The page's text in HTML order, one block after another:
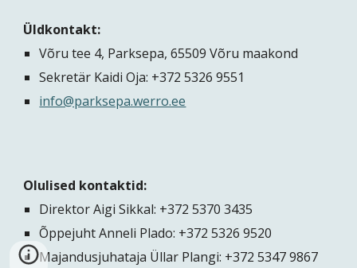
Üldkontakt:
Võru tee 4, Parksepa, 65509 Võru maakond
Sekretär Kaidi Oja: +3725326 9551
info@parksepa.werro.ee
Olulised kontaktid:
Direktor Aigi Sikkal: +372 5370 3435
Õppejuht Anneli Plado: +372 5326 9520
Majandusjuhataja Üllar Plangi: +372 5347 9867